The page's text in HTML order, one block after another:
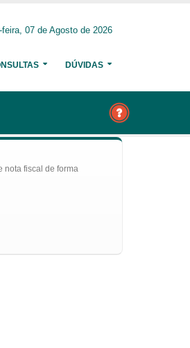
07 de Agosto de 2026
DÚVIDAS
nota fiscal de forma